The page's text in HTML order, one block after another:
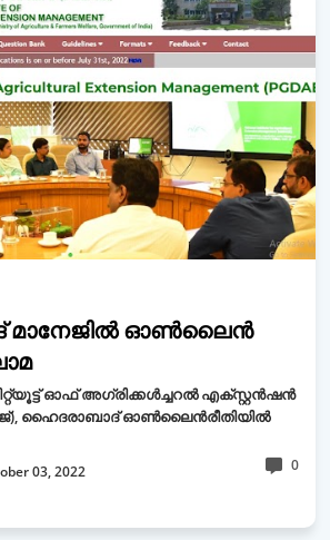
മാനേജിൽ ഓൺലൈൻ
ഓഫ് അഗ്രിക്കൾച്ചറൽ എക്സ്റ്റൻഷൻ
ഹൈദരാബാദ് ഓൺലൈൻരീതിയിൽ
03, 2022 0